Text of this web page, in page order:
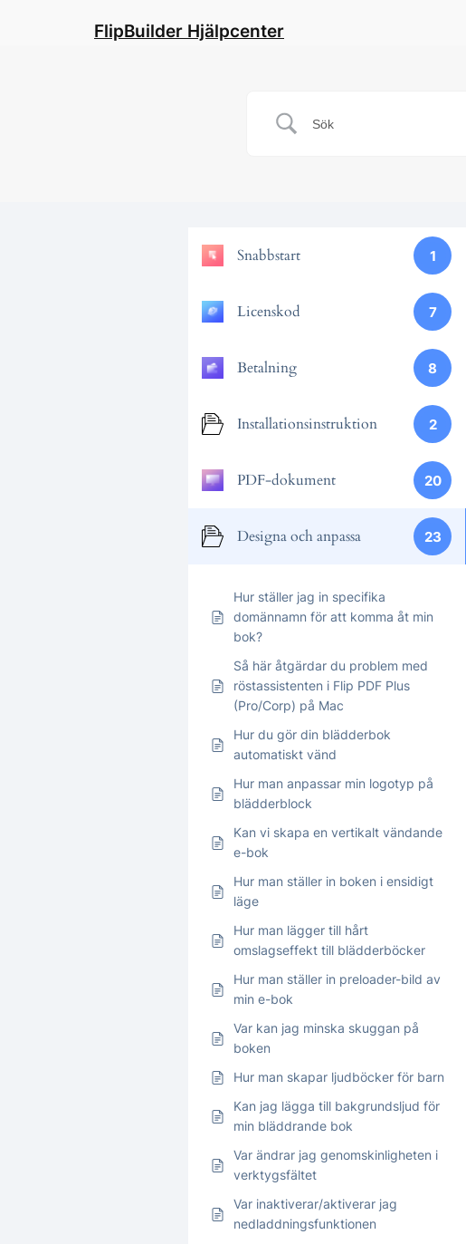
FlipBuilder Hjälpcenter
Snabbstart 1
Licenskod 7
Betalning 8
Installationsinstruktion 2
PDF-dokument 20
Designa och anpassa 23
Hur ställer jag in specifika
domännamn för att komma åt min
bok?
Så här åtgärdar du problem med
röstassistenten i Flip PDF Plus
(Pro/Corp) på Mac
Hur du gör din blädderbok
automatiskt vänd
Hur man anpassar min logotyp på
blädderblock
Kan vi skapa en vertikalt vändande
e-bok
Hur man ställer in boken i ensidigt
läge
Hur man lägger till hårt
omslagseffekt till blädderböcker
Hur man ställer in preloader-bild av
min e-bok
Var kan jag minska skuggan på
boken
Hur man skapar ljudböcker för barn
Kan jag lägga till bakgrundsljud för
min bläddrande bok
Var ändrar jag genomskinligheten i
verktygsfältet
Var inaktiverar/aktiverar jag
nedladdningsfunktionen